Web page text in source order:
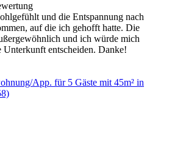
und die Entspannung nach
auf die ich gehofft hatte. Die
und ich würde mich
Unterkunft entscheiden. Danke!
App. für 5 Gäste mit 45m² in